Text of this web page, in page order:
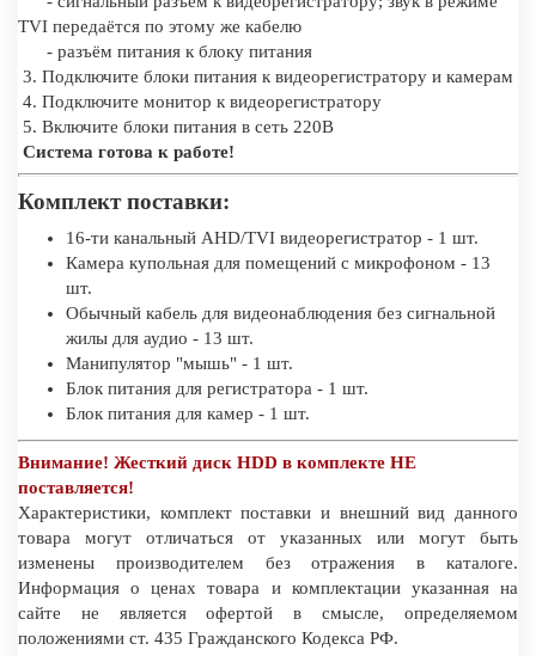
TVI передаётся по этому же кабелю
- разъём питания к блоку питания
3. Подключите блоки питания к видеорегистратору и камерам
4. Подключите монитор к видеорегистратору
5. Включите блоки питания в сеть 220В
Система готова к работе!
Комплект поставки:
16-ти канальный AHD/TVI видеорегистратор - 1 шт.
Камера купольная для помещений с микрофоном - 13
шт.
Обычный кабель для видеонаблюдения без сигнальной
жилы для аудио - 13 шт.
Манипулятор "мышь" - 1 шт.
Блок питания для регистратора - 1 шт.
Блок питания для камер - 1 шт.
Внимание! Жесткий диск HDD в комплекте НЕ
поставляется!
Характеристики, комплект поставки и внешний вид данного
товара могут отличаться от указанных или могут быть
изменены производителем без отражения в каталоге.
Информация о ценах товара и комплектации указанная на
сайте не является офертой в смысле, определяемом
положениями ст. 435 Гражданского Кодекса РФ.